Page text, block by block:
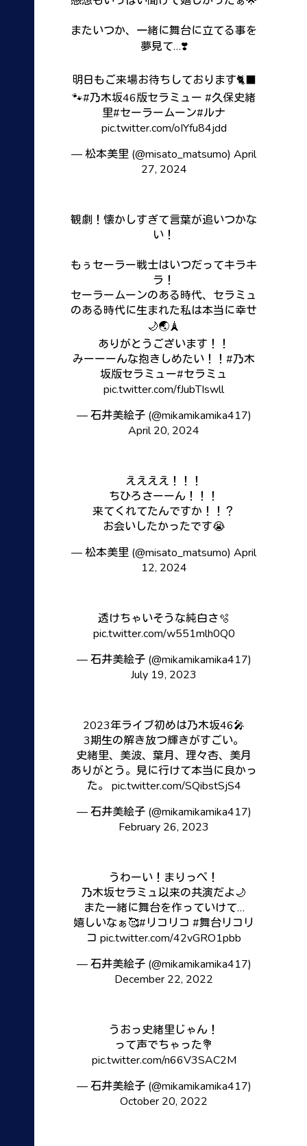
またいつか、一緒に舞台に立てる事を
夢見て…❣️
明日もご来場お待ちしております🐈‍⬛
🐾#乃木坂46版セラミュー #久保史緒
里#セーラームーン#ルナ
pic.twitter.com/oIYfu84jdd
— 松本美里 (@misato_matsumo)April
27, 2024
観劇！懐かしすぎて言葉が追いつかな
い！
もぅセーラー戦士はいつだってキラキ
ラ！
セーラームーンのある時代、セラミュ
のある時代に生まれた私は本当に幸せ
🌙🌏🗼
ありがとうございます！！
みーーーんな抱きしめたい！！#乃木
坂版セラミュー#セラミュ
pic.twitter.com/fJubTIswll
— 石井美絵子 (@mikamikamika417)
April 20, 2024
ええええ！！！
ちひろさーーん！！！
来てくれてたんですか！！？
お会いしたかったです😭
— 松本美里 (@misato_matsumo)April
12, 2024
透けちゃいそうな純白さ🫧
pic.twitter.com/w551mlh0Q0
— 石井美絵子 (@mikamikamika417)
July 19, 2023
2023年ライブ初めは乃木坂46🎤
3期生の解き放つ輝きがすごい。
史緒里、美波、葉月、理々杏、美月
ありがとう。見に行けて本当に良かっ
た。 pic.twitter.com/SQibstSjS4
— 石井美絵子 (@mikamikamika417)
February 26, 2023
うわーい！まりっぺ！
乃木坂セラミュ以来の共演だよ🌙
また一緒に舞台を作っていけて…
嬉しいなぁ🥰#リコリコ #舞台リコリ
コ pic.twitter.com/42vGRO1pbb
— 石井美絵子 (@mikamikamika417)
December 22, 2022
うおっ史緒里じゃん！
って声でちゃった💐
pic.twitter.com/n66V3SAC2M
— 石井美絵子 (@mikamikamika417)
October 20, 2022